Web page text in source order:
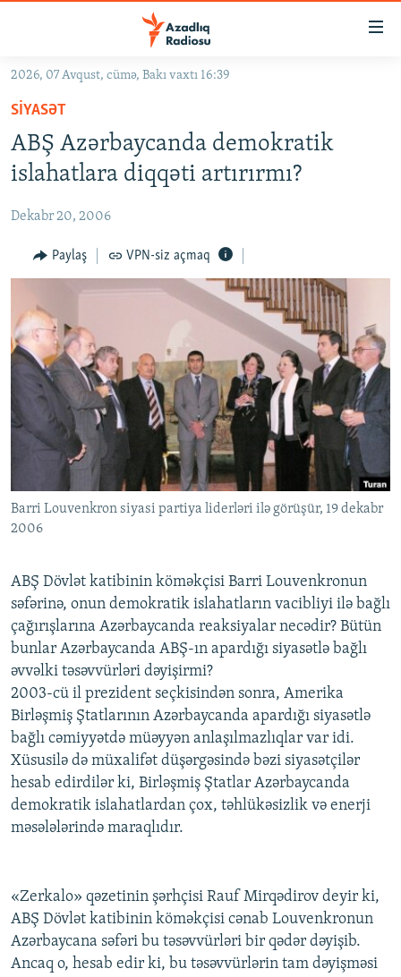
Əsas
qayıt
Əsas
naviqasiyaya
qayıt
Axtarışa
GÜNDƏM
KORRUPSIOMETR
FƏRQƏ BAX
QANUNI DOĞRU
ARAŞDIRMA
MULTIMEDIA
VIDEO
FOTOQALEREYA
İNFOQRAFIKA
KARIKATURA
RADIO ARXIV
OXU ZALI
AZƏRBAYCAN ƏDƏBIYYATI KITABXANASI
İSLAM VƏ DEMOKRATIYA
İZ - MƏDƏNIYYƏT PROQRAMI
HAQQIMIZDA
MISSIYAMIZ
PEŞƏ ETIKASI VƏ JURNALISTIKA STANDARTLARIMIZ
MATERIALLARIMIZDAN ISTIFADƏ
AZADLIQRADIOSU MOBIL TELEFONUNUZDA
XƏBƏR BÜLLETENLƏRIMIZ
BIZI IZLƏ
RFE/RL-in bütün saytları
2026, 07 Avqust, cümə, Bakı vaxtı 16:39
SIYASƏT
ABŞ Azərbaycanda demokratik
islahatlara diqqəti artırırmı?
Dekabr 20, 2006
Paylaş VPN-siz açmaq
Barri Louvenkron siyasi partiya liderləri ilə görüşür, 19 dekabr
2006
ABŞ Dövlət katibinin köməkçisi Barri Louvenkronun
səfərinə, onun demokratik islahatların vacibliyi ilə bağlı
çağırışlarına Azərbaycanda reaksiyalar necədir? Bütün
bunlar Azərbaycanda ABŞ-ın apardığı siyasətlə bağlı
əvvəlki təsəvvürləri dəyişirmi?
2003-cü il prezident seçkisindən sonra, Amerika
Birləşmiş Ştatlarının Azərbaycanda apardığı siyasətlə
bağlı cəmiyyətdə müəyyən anlaşılmazlıqlar var idi.
Xüsusilə də müxalifət düşərgəsində bəzi siyasətçilər
hesab edirdilər ki, Birləşmiş Ştatlar Azərbaycanda
demokratik islahatlardan çox, təhlükəsizlik və enerji
məsələlərində maraqlıdır.
«Zerkalo» qəzetinin şərhçisi Rauf Mirqədirov deyir ki,
ABŞ Dövlət katibinin köməkçisi cənab Louvenkronun
Azərbaycana səfəri bu təsəvvürləri bir qədər dəyişib.
Ancaq o, hesab edir ki, bu təsəvvürlərin tam dəyişməsi